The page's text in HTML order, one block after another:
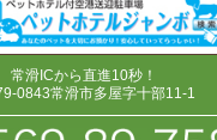
常滑ICから直進10秒！
0843常滑市多屋字十部11-1